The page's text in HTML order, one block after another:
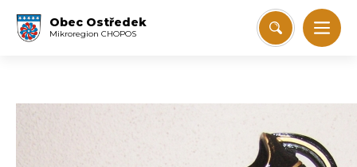
Obec Ostředek
Mikroregion CHOPOS